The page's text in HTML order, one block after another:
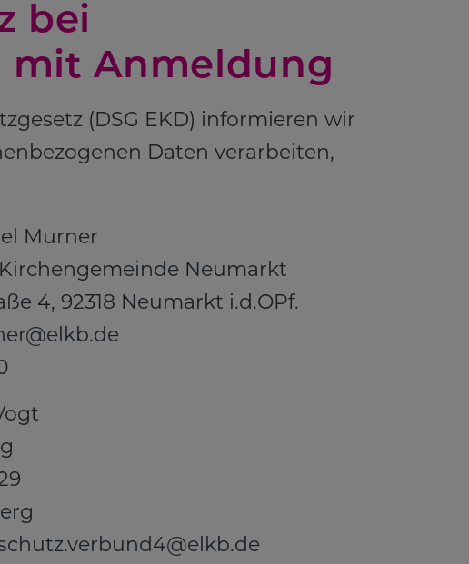
bei
mit Anmeldung
(DSG EKD) informieren wir
Daten verarbeiten,
Murner
Neumarkt
4, 92318 Neumarkt i.d.OPf.